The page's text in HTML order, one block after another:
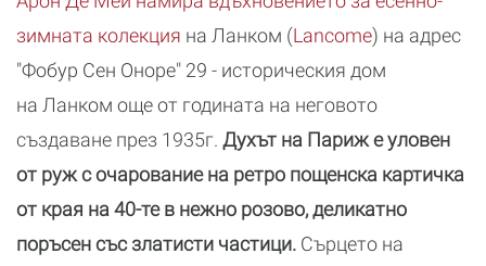
зимната колекция на Ланком (Lancоme) на адрес
"Фобур Сен Оноре" 29 - историческия дом
на Ланком още от годината на неговото
създаване през 1935г. Духът на Париж е уловен
от руж с очарование на ретро пощенска картичка
от края на 40-те в нежно розово, деликатно
поръсен със златисти частици. Сърцето на